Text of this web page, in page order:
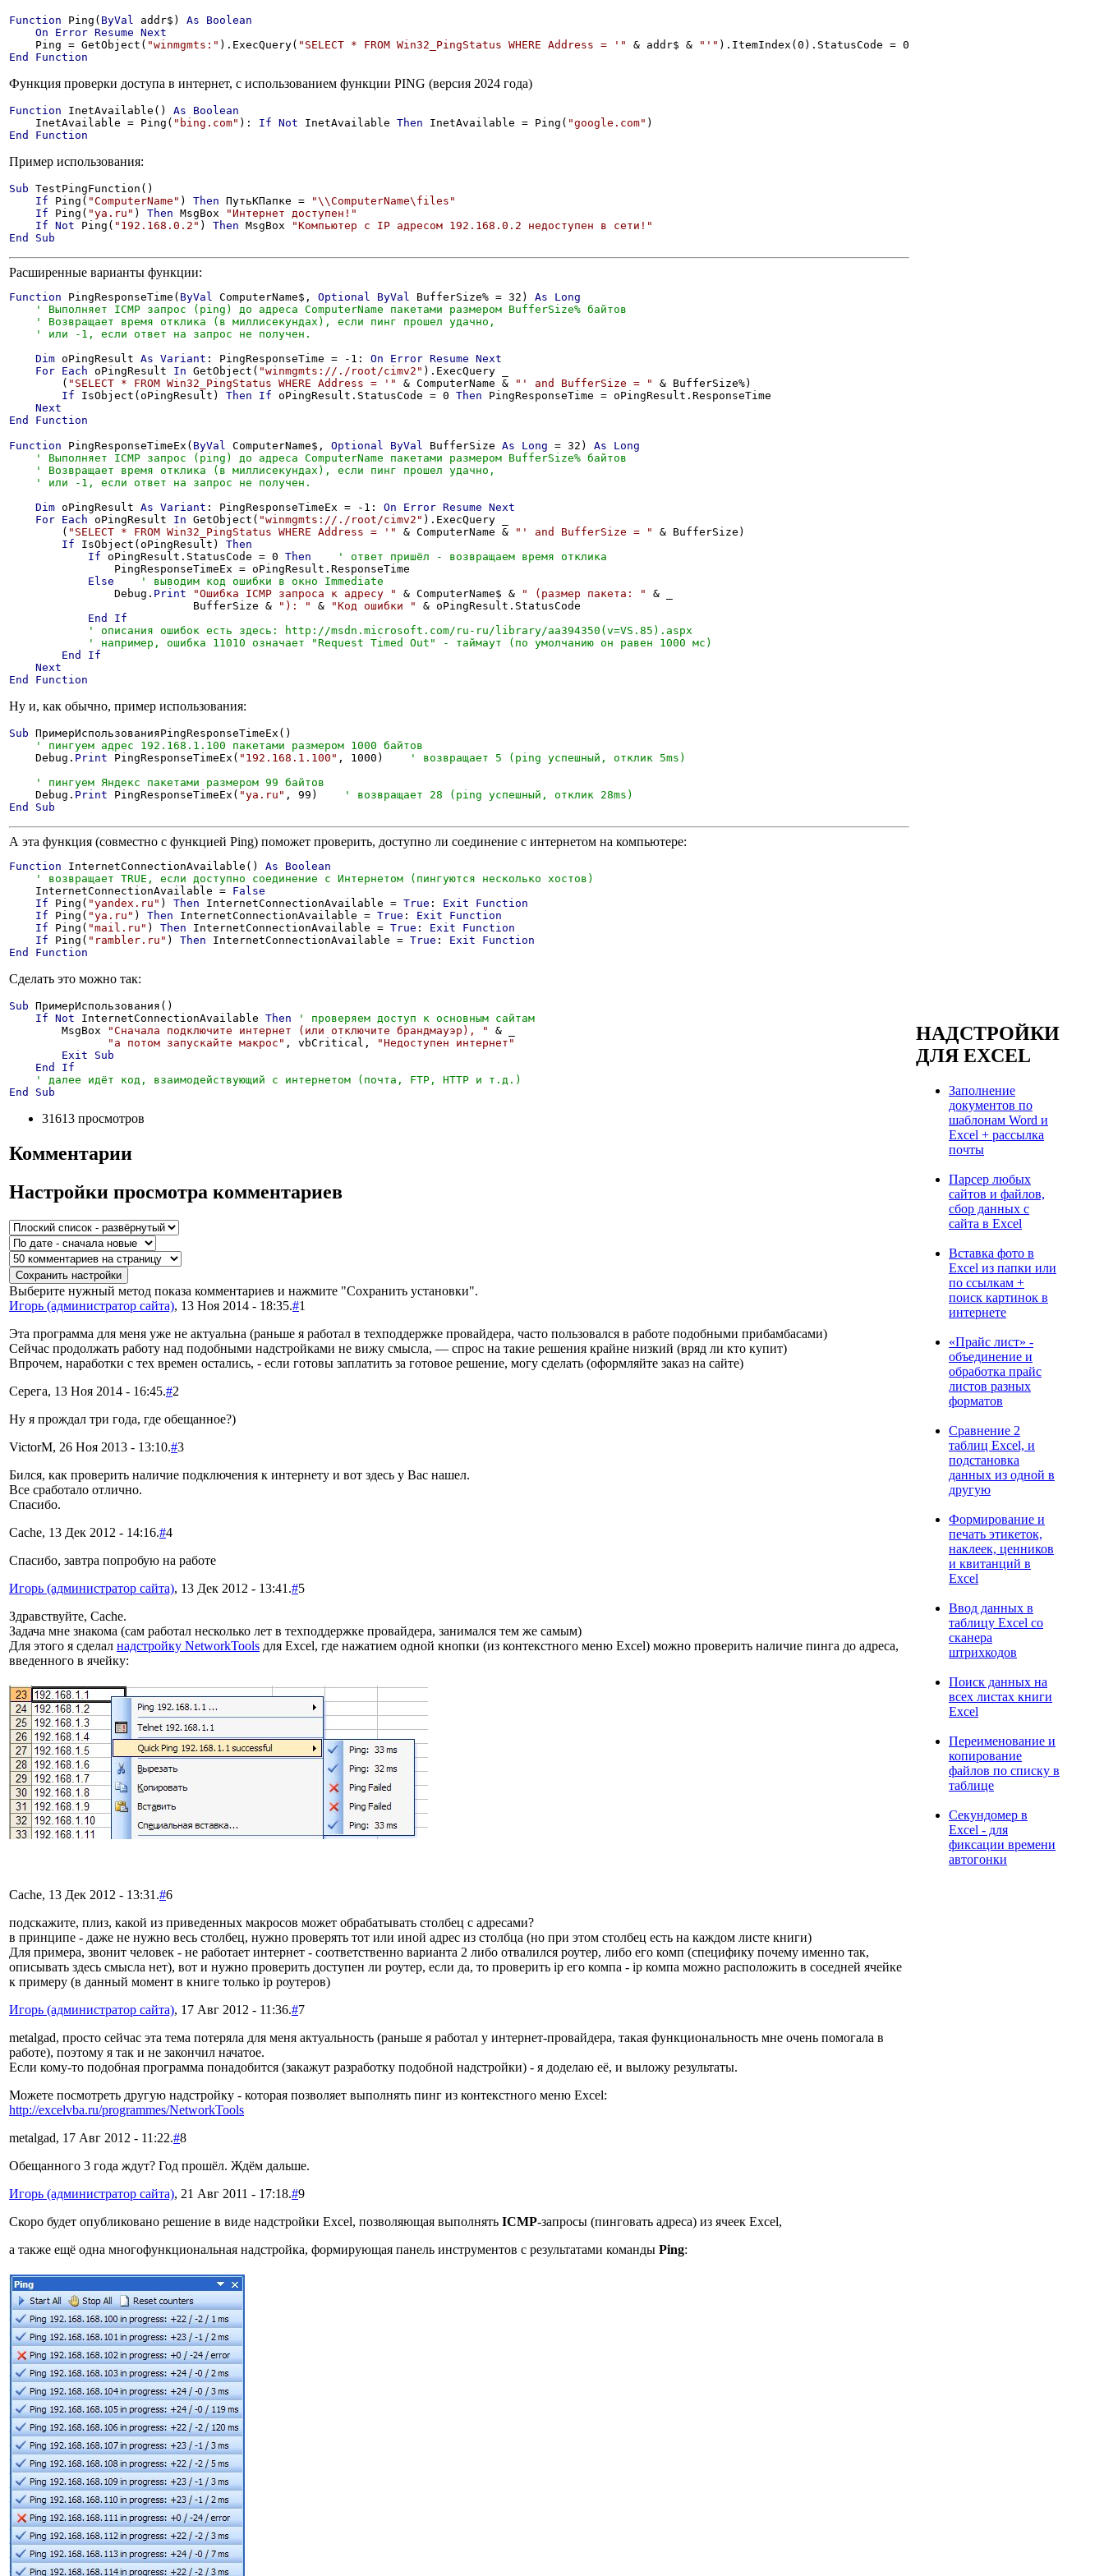
Function Ping( ByVal addr$) As
Boolean
On
Error Resume Next
    Ping = GetObject(
"winmgmts:" ).ExecQuery( "SELECT * FROM Win32_PingStatus WHERE Address = '" & addr$ & "'"
End
Function
Функция проверки доступа в интернет, с использованием функции PING (версия 2024 года)
Function InetAvailable() As
Boolean
    InetAvailable = Ping(
"bing.com" ): If Not InetAvailable Then InetAvailable = Ping( "google.com"
End
Function
Пример использования:
Sub TestPingFunction()
If Ping( "ComputerName" ) Then ПутьКПапке =
"\\ComputerName\files"
If Ping( "ya.ru" ) Then MsgBox
"Интернет доступен!"
If Not Ping( "192.168.0.2" ) Then MsgBox
"Компьютер с IP адресом 192.168.0.2 недоступен в сети!"
End
Sub
Расширенные варианты функции:
Function PingResponseTime( ByVal ComputerName$, Optional ByVal BufferSize% = 32) As
Long
Dim oPingResult As Variant : PingResponseTime = -1: On Error Resume Next
For Each oPingResult In GetObject( "winmgmts://./root/cimv2" ).ExecQuery _
        (
"SELECT * FROM Win32_PingStatus WHERE Address = '" & ComputerName & "' and BufferSize = "
& BufferSize%)
If IsObject(oPingResult) Then If oPingResult.StatusCode = 0 Then PingResponseTime = oPingResult.ResponseTime
Next
End
Function
Function PingResponseTimeEx( ByVal ComputerName$, Optional ByVal BufferSize As Long = 32) As
Long
Dim oPingResult As Variant : PingResponseTimeEx = -1: On Error Resume Next
For Each oPingResult In GetObject( "winmgmts://./root/cimv2" ).ExecQuery _
        (
"SELECT * FROM Win32_PingStatus WHERE Address = '" & ComputerName & "' and BufferSize = "
& BufferSize)
If IsObject(oPingResult) Then
If oPingResult.StatusCode = 0 Then
                PingResponseTimeEx = oPingResult.ResponseTime
Else
                Debug.
Print "Ошибка ICMP запроса к адресу " & ComputerName$ & " (размер пакета: "
& _
                            BufferSize &
"): " & "Код ошибки "
& oPingResult.StatusCode
End
If
End
If
Next
End
Function
Ну и, как обычно, пример использования:
Sub ПримерИспользованияPingResponseTimeEx()
    Debug.
Print PingResponseTimeEx( "192.168.1.100" , 1000)
    Debug.
Print PingResponseTimeEx( "ya.ru" , 99)
End
Sub
А эта функция (совместно с функцией Ping) поможет проверить, доступно ли соединение с интернетом на компьютере:
Function InternetConnectionAvailable() As
Boolean
    InternetConnectionAvailable =
False
If Ping( "yandex.ru" ) Then InternetConnectionAvailable = True : Exit
Function
If Ping( "ya.ru" ) Then InternetConnectionAvailable = True : Exit
Function
If Ping( "mail.ru" ) Then InternetConnectionAvailable = True : Exit
Function
If Ping( "rambler.ru" ) Then InternetConnectionAvailable = True : Exit
Function
End
Function
Сделать это можно так:
Sub ПримерИспользования()
If Not InternetConnectionAvailable Then
        MsgBox
"Сначала подключите интернет (или отключите брандмауэр), "
& _
"а потом запускайте макрос" , vbCritical,
"Недоступен интернет"
Exit
Sub
End
If
End
Sub
31613 просмотров
Комментарии
Настройки просмотра комментариев
Выберите нужный метод показа комментариев и нажмите "Сохранить установки".
Игорь (администратор сайта), 13 Ноя 2014 - 18:35.#1
Эта программа для меня уже не актуальна (раньше я работал в техподдержке провайдера, часто пользовался в работе подобными прибамбасами)
Сейчас продолжать работу над подобными надстройками не вижу смысла, — спрос на такие решения крайне низкий (вряд ли кто купит)
Впрочем, наработки с тех времен остались, - если готовы заплатить за готовое решение, могу сделать (оформляйте заказ на сайте)
Серега, 13 Ноя 2014 - 16:45.#2
Ну я прождал три года, где обещанное?)
VictorM, 26 Ноя 2013 - 13:10.#3
Бился, как проверить наличие подключения к интернету и вот здесь у Вас нашел.
Все сработало отлично.
Спасибо.
Cache, 13 Дек 2012 - 14:16.#4
Спасибо, завтра попробую на работе
Игорь (администратор сайта), 13 Дек 2012 - 13:41.#5
Здравствуйте, Cache.
Задача мне знакома (сам работал несколько лет в техподдержке провайдера, занимался тем же самым)
Для этого я сделал надстройку NetworkTools для Excel, где нажатием одной кнопки (из контекстного меню Excel) можно проверить наличие пинга до адреса,
введенного в ячейку:
Cache, 13 Дек 2012 - 13:31.#6
подскажите, плиз, какой из приведенных макросов может обрабатывать столбец с адресами?
в принципе - даже не нужно весь столбец, нужно проверять тот или иной адрес из столбца (но при этом столбец есть на каждом листе книги)
Для примера, звонит человек - не работает интернет - соответственно варианта 2 либо отвалился роутер, либо его комп (специфику почему именно так,
описывать здесь смысла нет), вот и нужно проверить доступен ли роутер, если да, то проверить ip его компа - ip компа можно расположить в соседней ячейке
к примеру (в данный момент в книге только ip роутеров)
Игорь (администратор сайта), 17 Авг 2012 - 11:36.#7
metalgad, просто сейчас эта тема потеряла для меня актуальность (раньше я работал у интернет-провайдера, такая функциональность мне очень помогала в
работе), поэтому я так и не закончил начатое.
Если кому-то подобная программа понадобится (закажут разработку подобной надстройки) - я доделаю её, и выложу результаты.
Можете посмотреть другую надстройку - которая позволяет выполнять пинг из контекстного меню Excel:
http://excelvba.ru/programmes/NetworkTools
metalgad, 17 Авг 2012 - 11:22.#8
Обещанного 3 года ждут? Год прошёл. Ждём дальше.
Игорь (администратор сайта), 21 Авг 2011 - 17:18.#9
Скоро будет опубликовано решение в виде надстройки Excel, позволяющая выполнять ICMP-запросы (пинговать адреса) из ячеек Excel,
а также ещё одна многофункциональная надстройка, формирующая панель инструментов с результатами команды Ping:
НАДСТРОЙКИ
ДЛЯ EXCEL
Заполнение
документов по
шаблонам Word и
Excel + рассылка
почты
Парсер любых
сайтов и файлов,
сбор данных с
сайта в Excel
Вставка фото в
Excel из папки или
по ссылкам +
поиск картинок в
интернете
«Прайс лист» -
объединение и
обработка прайс
листов разных
форматов
Сравнение 2
таблиц Excel, и
подстановка
данных из одной в
другую
Формирование и
печать этикеток,
наклеек, ценников
и квитанций в
Excel
Ввод данных в
таблицу Excel со
сканера
штрихкодов
Поиск данных на
всех листах книги
Excel
Переименование и
копирование
файлов по списку в
таблице
Секундомер в
Excel - для
фиксации времени
автогонки